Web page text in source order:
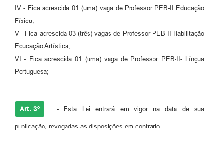
IV - Fica acrescida 01 (uma) vaga de Professor PEB-II Educação
Física;
V - Fica acrescida 03 (três) vagas de Professor PEB-II Habilitação
Educação Artística;
VI - Fica acrescida 01 (uma) vaga de Professor PEB-II- Língua
Portuguesa;
Art. 3º - Esta Lei entrará em vigor na data de sua
publicação, revogadas as disposições em contrario.